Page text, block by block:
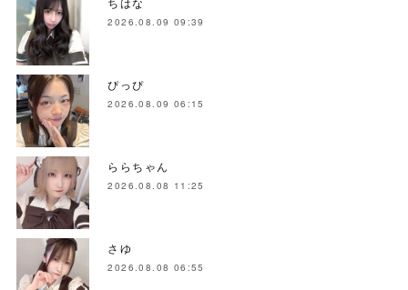
2026.08.09 09:39
ぴっぴ
2026.08.09 06:15
ららちゃん
2026.08.08 11:25
さゆ
2026.08.08 06:55